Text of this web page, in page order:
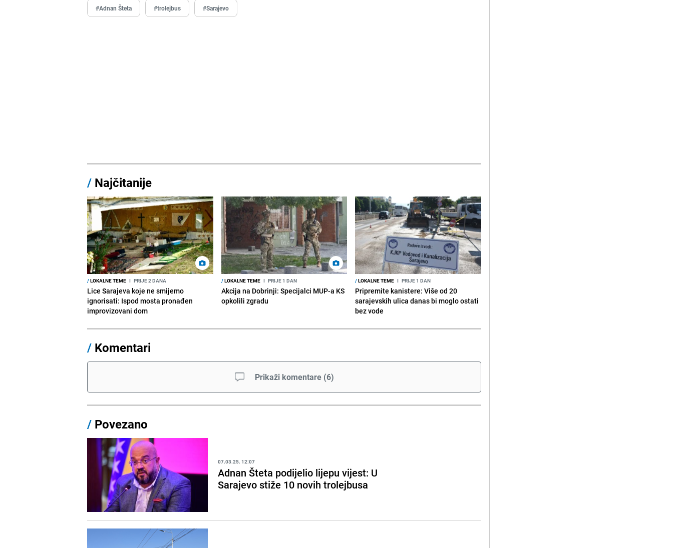
#Adnan Šteta #trolejbus #Sarajevo
/ Najčitanije
/LOKALNE TEME I PRIJE 2 DANA
Lice Sarajeva koje ne smijemo
ignorisati: Ispod mosta pronađen
improvizovani dom
/LOKALNE TEME I PRIJE 1 DAN
Akcija na Dobrinji: Specijalci MUP-a KS
opkolili zgradu
/LOKALNE TEME I PRIJE 1 DAN
Pripremite kanistere: Više od 20
sarajevskih ulica danas bi moglo ostati
bez vode
/ Komentari
Prikaži komentare (6)
/ Povezano
07.03.25. 12:07
Adnan Šteta podijelio lijepu vijest: U
Sarajevo stiže 10 novih trolejbusa